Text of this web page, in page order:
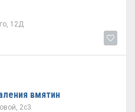
12Д
вмятин
2с3